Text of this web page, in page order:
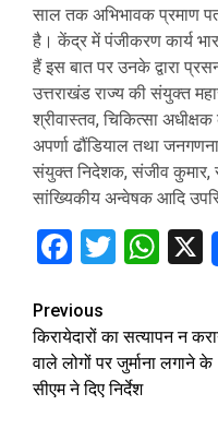
साल तक अभिभावक प्रमाण
है। केंद्र में पंजीकरण कार्य
हैं इस बात पर उनके द्वारा
उत्तराखंड राज्य की संयुक्त
श्रीवास्तव, चिकित्सा
अपर्णा ढौंडियाल तथा
संयुक्त निदेशक, संजीव कुमार,
सांख्यिकीय अन्वेषक आदि
Facebook
TwitterX
Continue
Reading
Previous
किरायेदारों का सत्यापन न
वाले लोगों पर जुर्माना लगाने के
सीएम ने दिए निर्देश